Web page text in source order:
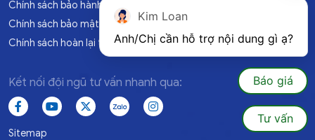
Chính sách bảo hành
Chính sách bảo mật
Chính sách hoàn lại tiền
Kết nối đội ngũ tư vấn nhanh qua:
Sitemap
Kim Loan
Anh/Chị cần hỗ trợ nội dung gì ạ?
Báo giá
Tư vấn